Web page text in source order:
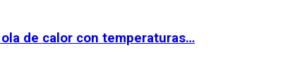
de calor con temperaturas…